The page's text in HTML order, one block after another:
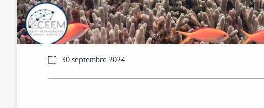
30 septembre 2024